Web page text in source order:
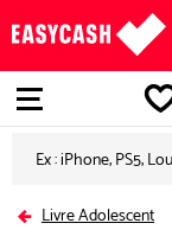
Aller à la
MENU
Retour
Livre Adolescent